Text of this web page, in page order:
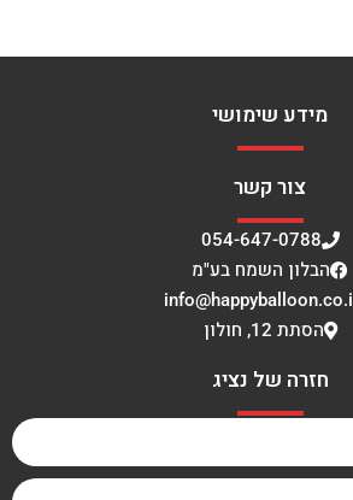
מידע שימושי
צור קשר
054-647-0788
הבלון השמח בע"מ
info@happyballoon.co.il
הסתת 12, חולון
חזרה של נציג